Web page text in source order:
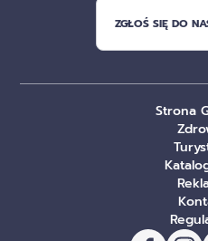
ZGŁOŚ SIĘ DO
Strona